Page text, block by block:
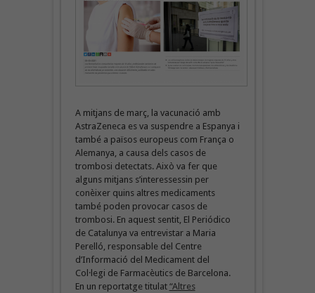
A mitjans de març, la vacunació amb
AstraZeneca es va suspendre a Espanya i
també a països europeus com França o
Alemanya, a causa dels casos de
trombosi detectats. Això va fer que
alguns mitjans s’interessessin per
conèixer quins altres medicaments
també poden provocar casos de
trombosi. En aquest sentit, El Periódico
de Catalunya va entrevistar a Maria
Perelló, responsable del Centre
d’Informació del Medicament del
Col·legi de Farmacèutics de Barcelona.
En un reportatge titulat “Altres